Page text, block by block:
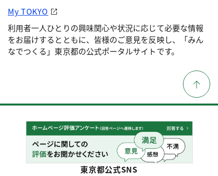
My TOKYO
利用者一人ひとりの興味関心や状況に応じて必要な情報
をお届けするとともに、皆様のご意見を反映し、「みん
なでつくる」東京都の公式ポータルサイトです。
東京都公式SNS